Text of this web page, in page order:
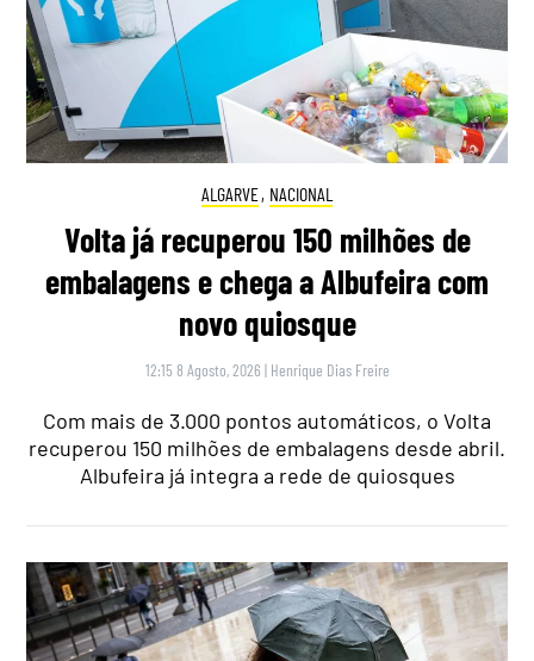
ALGARVE, NACIONAL
Volta já recuperou 150 milhões de
embalagens e chega a Albufeira com
novo quiosque
12:15 8 Agosto, 2026 | Henrique Dias Freire
Com mais de 3.000 pontos automáticos, o Volta
recuperou 150 milhões de embalagens desde abril.
Albufeira já integra a rede de quiosques